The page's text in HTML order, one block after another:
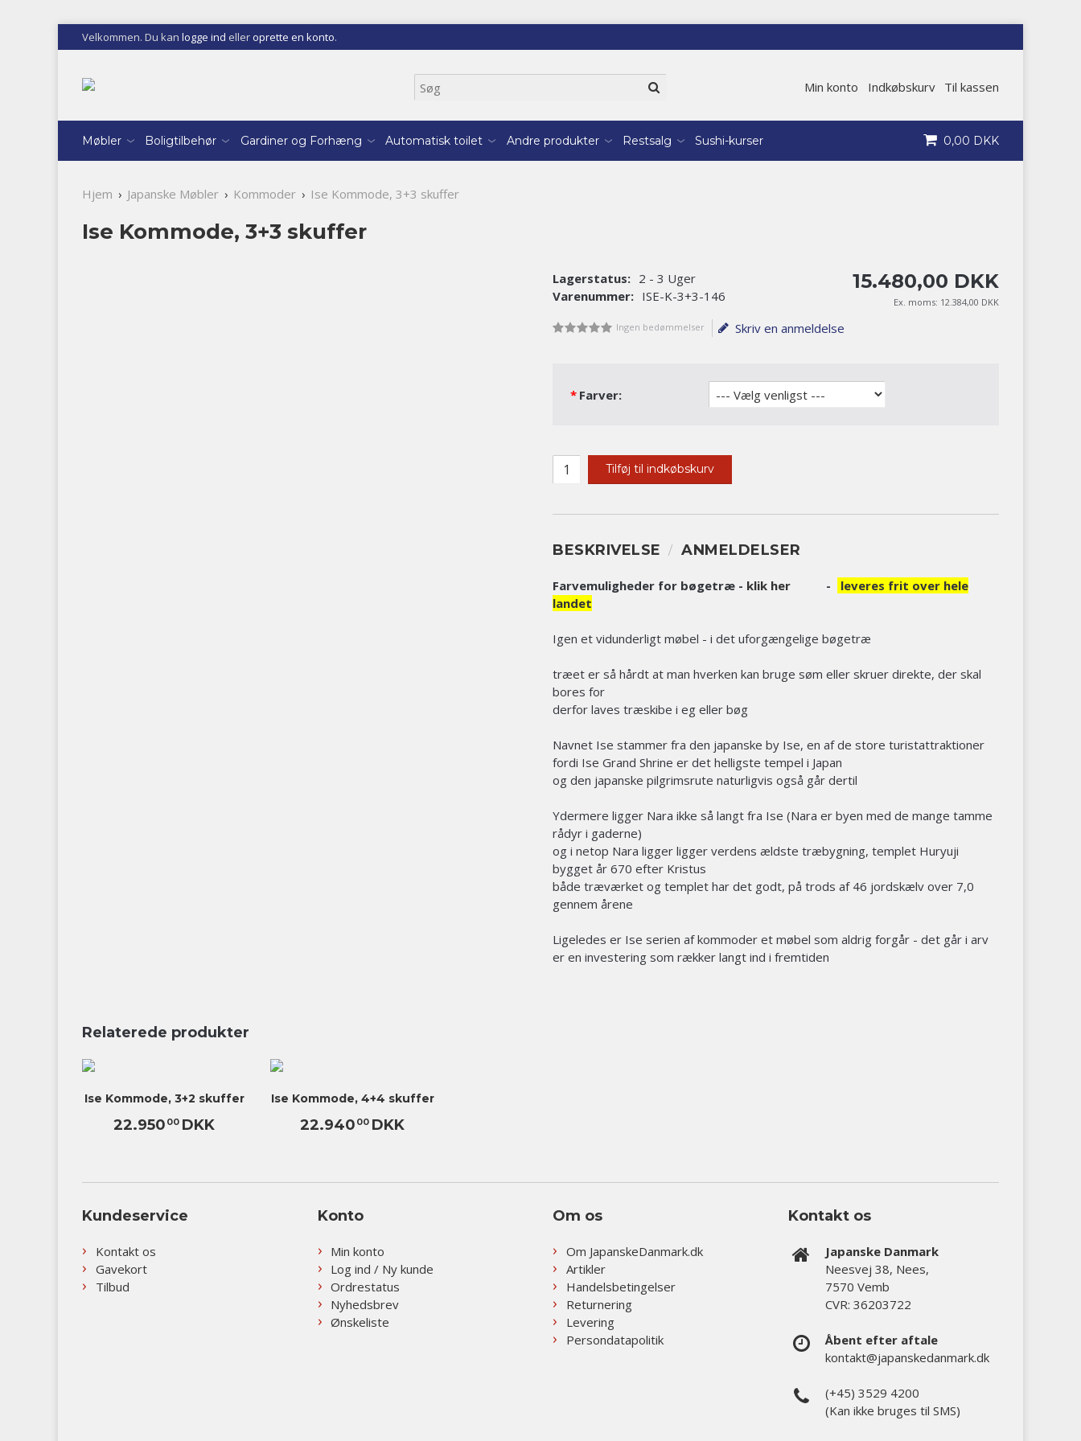
Velkommen. Du kan logge ind eller oprette en konto.
Min konto Indkøbskurv Til kassen
Møbler Boligtilbehør Gardiner og Forhæng Automatisk toilet Andre produkter Restsalg Sushi-kurser 0,00 DKK
Hjem Japanske Møbler Kommoder Ise Kommode, 3+3 skuffer
Ise Kommode, 3+3 skuffer
15.480,00 DKK
Ex. moms: 12.384,00 DKK
Lagerstatus: 2 - 3 Uger
Varenummer: ISE-K-3+3-146
Ingen bedømmelser Skriv en anmeldelse
* Farver:
Tilføj til indkøbskurv
BESKRIVELSE ANMELDELSER
Farvemuligheder for bøgetræ - klik her -
leveres frit over hele
landet
Igen et vidunderligt møbel - i det uforgængelige bøgetræ
træet er så hårdt at man hverken kan bruge søm eller skruer direkte, der skal
bores for
derfor laves træskibe i eg eller bøg
Navnet Ise stammer fra den japanske by Ise, en af de store turistattraktioner
fordi Ise Grand Shrine er det helligste tempel i Japan
og den japanske pilgrimsrute naturligvis også går dertil
Ydermere ligger Nara ikke så langt fra Ise (Nara er byen med de mange tamme
rådyr i gaderne)
og i netop Nara ligger ligger verdens ældste træbygning, templet Huryuji
bygget år 670 efter Kristus
både træværket og templet har det godt, på trods af 46 jordskælv over 7,0
gennem årene
Ligeledes er Ise serien af kommoder et møbel som aldrig forgår - det går i arv
er en investering som rækker langt ind i fremtiden
Relaterede produkter
Ise Kommode, 3+2 skuffer
22.950 00 DKK
Ise Kommode, 4+4 skuffer
22.940 00 DKK
Kundeservice
Kontakt os
Gavekort
Tilbud
Konto
Min konto
Log ind / Ny kunde
Ordrestatus
Nyhedsbrev
Ønskeliste
Om os
Om JapanskeDanmark.dk
Artikler
Handelsbetingelser
Returnering
Levering
Persondatapolitik
Kontakt os
Japanske Danmark
Neesvej 38, Nees,
7570 Vemb
CVR: 36203722
Åbent efter aftale
kontakt@japanskedanmark.dk
(+45) 3529 4200
(Kan ikke bruges til SMS)